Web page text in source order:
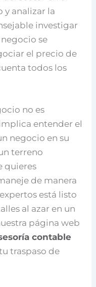
y analizar la
investigar
negocio se
el precio de
todos los
no es
entender el
negocio en su
terreno
quieres
de manera
está listo
al azar en un
página web
contable
traspaso de